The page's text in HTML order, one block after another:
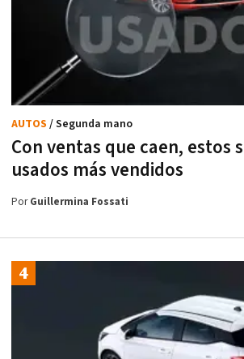
Con ventas que caen, estos
usados más vendidos
AUTOS / Segunda mano
PorGuillermina Fossati